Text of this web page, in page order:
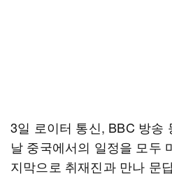
3일 로이터 통신, BBC 방송
날 중국에서의 일정을 모두
지막으로 취재진과 만나 문